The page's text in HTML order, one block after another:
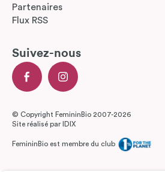
Partenaires
Flux RSS
Suivez-nous
© Copyright FemininBio 2007-2026
Site réalisé par
IDIX
FemininBio est membre du club